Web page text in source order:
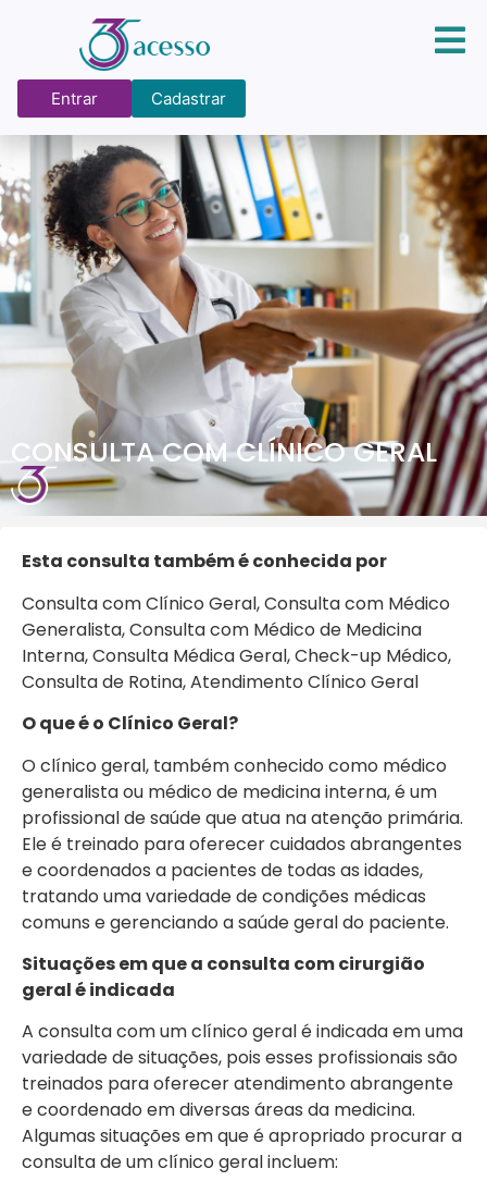
Entrar Cadastrar
CONSULTA COM CLÍNICO GERAL
Esta consulta também é conhecida por
Consulta com Clínico Geral, Consulta com Médico
Generalista, Consulta com Médico de Medicina
Interna, Consulta Médica Geral, Check-up Médico,
Consulta de Rotina, Atendimento Clínico Geral
O que é o Clínico Geral?
O clínico geral, também conhecido como médico
generalista ou médico de medicina interna, é um
profissional de saúde que atua na atenção primária.
Ele é treinado para oferecer cuidados abrangentes
e coordenados a pacientes de todas as idades,
tratando uma variedade de condições médicas
comuns e gerenciando a saúde geral do paciente.
Situações em que a consulta com cirurgião
geral é indicada
A consulta com um clínico geral é indicada em uma
variedade de situações, pois esses profissionais são
treinados para oferecer atendimento abrangente
e coordenado em diversas áreas da medicina.
Algumas situações em que é apropriado procurar a
consulta de um clínico geral incluem: